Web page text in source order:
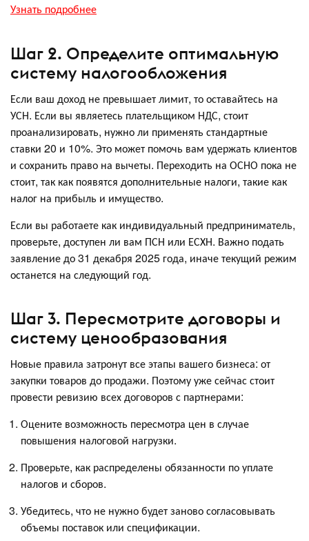
Узнать подробнее
Шаг 2. Определите оптимальную
систему налогообложения
Если ваш доход не превышает лимит, то оставайтесь на
УСН. Если вы являетесь плательщиком НДС, стоит
проанализировать, нужно ли применять стандартные
ставки 20 и 10%. Это может помочь вам удержать клиентов
и сохранить право на вычеты. Переходить на ОСНО пока не
стоит, так как появятся дополнительные налоги, такие как
налог на прибыль и имущество.
Если вы работаете как индивидуальный предприниматель,
проверьте, доступен ли вам ПСН или ЕСХН. Важно подать
заявление до 31 декабря 2025 года, иначе текущий режим
останется на следующий год.
Шаг 3. Пересмотрите договоры и
систему ценообразования
Новые правила затронут все этапы вашего бизнеса: от
закупки товаров до продажи. Поэтому уже сейчас стоит
провести ревизию всех договоров с партнерами:
Оцените возможность пересмотра цен в случае
повышения налоговой нагрузки.
Проверьте, как распределены обязанности по уплате
налогов и сборов.
Убедитесь, что не нужно будет заново согласовывать
объемы поставок или спецификации.